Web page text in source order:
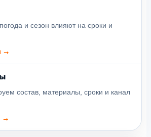
и сезон влияют на сроки и
→
состав, материалы, сроки и канал
→